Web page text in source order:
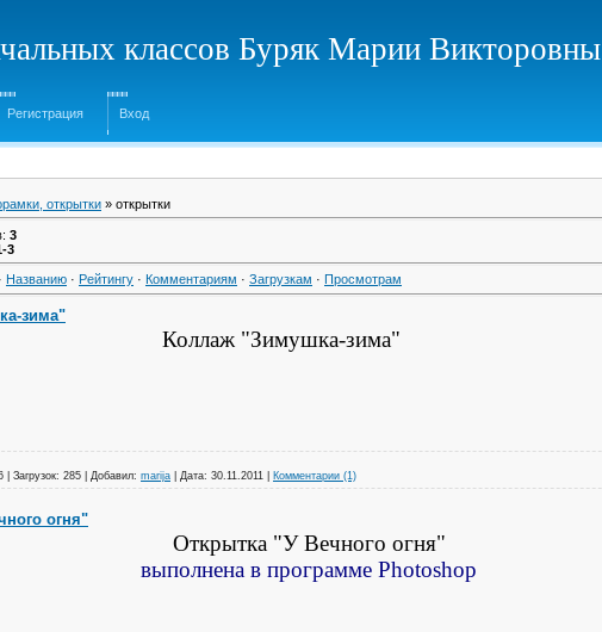
классов Буряк Марии Викторовны
Регистрация Вход
открытки » открытки
: 3
3
· Названию · Рейтингу · Комментариям · Загрузкам · Просмотрам
зима"
Коллаж "Зимушка-зима"
Загрузок: 285 Добавил: marija Дата: 30.11.2011 Комментарии (1)
огня"
Открытка "У Вечного огня"
выполнена в программе Photoshop